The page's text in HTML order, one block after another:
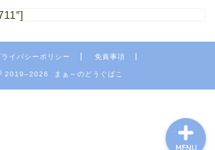
ライバシーポリシー 免責事項
2019–2026 まぁ～のどうぐばこ
4.フリー素材 写真